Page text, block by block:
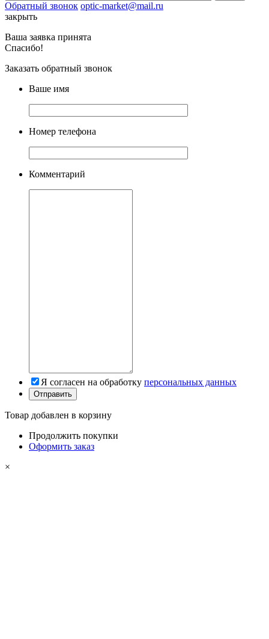
Обратный звонок optic-market@mail.ru
закрыть
Ваша заявка принята
Спасибо!
Заказать обратный звонок
Ваше имя
Номер телефона
Комментарий
Я согласен на обработку персональных данных
Товар добавлен в корзину
Продолжить покупки
Оформить заказ
×